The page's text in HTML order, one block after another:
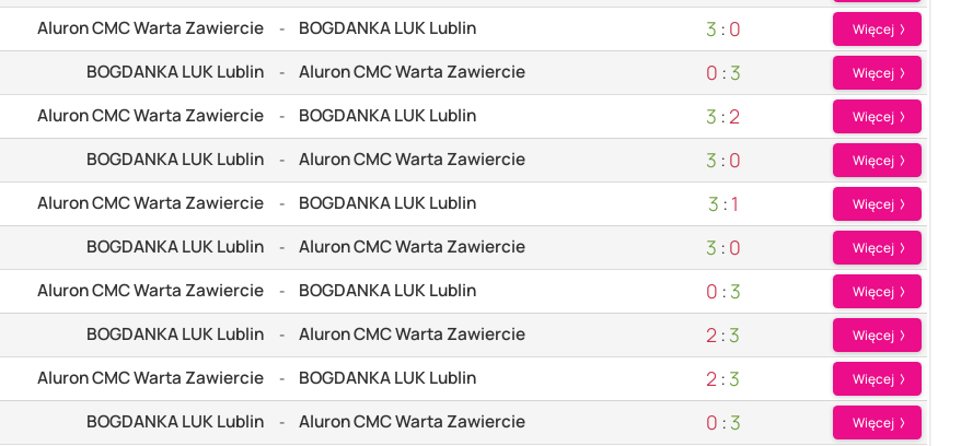
Aluron CMC Warta Zawiercie - BOGDANKA LUK Lublin 3 : 0 Więcej
BOGDANKA LUK Lublin - Aluron CMC Warta Zawiercie 0 : 3 Więcej
Aluron CMC Warta Zawiercie - BOGDANKA LUK Lublin 3 : 2 Więcej
BOGDANKA LUK Lublin - Aluron CMC Warta Zawiercie 3 : 0 Więcej
Aluron CMC Warta Zawiercie - BOGDANKA LUK Lublin 3 : 1 Więcej
BOGDANKA LUK Lublin - Aluron CMC Warta Zawiercie 3 : 0 Więcej
Aluron CMC Warta Zawiercie - BOGDANKA LUK Lublin 0 : 3 Więcej
BOGDANKA LUK Lublin - Aluron CMC Warta Zawiercie 2 : 3 Więcej
Aluron CMC Warta Zawiercie - BOGDANKA LUK Lublin 2 : 3 Więcej
BOGDANKA LUK Lublin - Aluron CMC Warta Zawiercie 0 : 3 Więcej